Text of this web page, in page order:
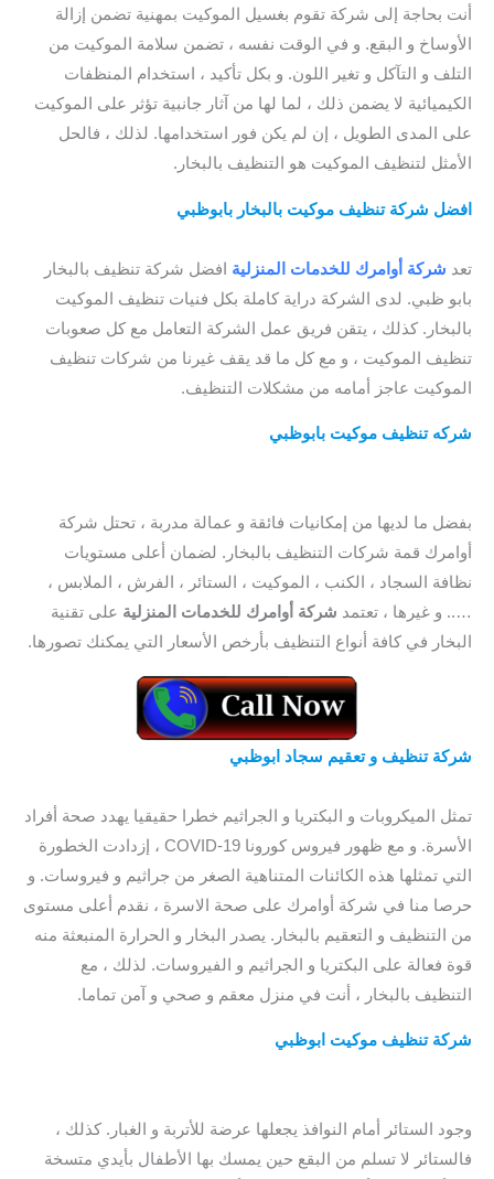
أنت بحاجة إلى شركة تقوم بغسيل الموكيت بمهنية تضمن إزالة
الأوساخ و البقع. و في الوقت نفسه ، تضمن سلامة الموكيت من
التلف و التآكل و تغير اللون. و بكل تأكيد ، استخدام المنظفات
الكيميائية لا يضمن ذلك ، لما لها من آثار جانبية تؤثر على الموكيت
على المدى الطويل ، إن لم يكن فور استخدامها. لذلك ، فالحل
الأمثل لتنظيف الموكيت هو التنظيف بالبخار.
افضل شركة تنظيف موكيت بالبخار بابوظبي
تعد شركة أوامرك للخدمات المنزلية افضل شركة تنظيف بالبخار
بابو ظبي. لدى الشركة دراية كاملة بكل فنيات تنظيف الموكيت
بالبخار. كذلك ، يتقن فريق عمل الشركة التعامل مع كل صعوبات
تنظيف الموكيت ، و مع كل ما قد يقف غيرنا من شركات تنظيف
الموكيت عاجز أمامه من مشكلات التنظيف.
شركه تنظيف موكيت بابوظبي
بفضل ما لديها من إمكانيات فائقة و عمالة مدربة ، تحتل شركة
أوامرك قمة شركات التنظيف بالبخار. لضمان أعلى مستويات
نظافة السجاد ، الكنب ، الموكيت ، الستائر ، الفرش ، الملابس ،
….. و غيرها ، تعتمد شركة أوامرك للخدمات المنزلية على تقنية
البخار في كافة أنواع التنظيف بأرخص الأسعار التي يمكنك تصورها.
شركة تنظيف و تعقيم سجاد ابوظبي
تمثل الميكروبات و البكتريا و الجراثيم خطرا حقيقيا يهدد صحة أفراد
الأسرة. و مع ظهور فيروس كورونا COVID-19 ، إزدادت الخطورة
التي تمثلها هذه الكائنات المتناهية الصغر من جراثيم و فيروسات. و
حرصا منا في شركة أوامرك على صحة الاسرة ، نقدم أعلى مستوى
من التنظيف و التعقيم بالبخار. يصدر البخار و الحرارة المنبعثة منه
قوة فعالة على البكتريا و الجراثيم و الفيروسات. لذلك ، مع
التنظيف بالبخار ، أنت في منزل معقم و صحي و آمن تماما.
شركة تنظيف موكيت ابوظبي
وجود الستائر أمام النوافذ يجعلها عرضة للأتربة و الغبار. كذلك ،
فالستائر لا تسلم من البقع حين يمسك بها الأطفال بأيدي متسخة